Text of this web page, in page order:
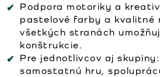
Podpora motoriky a
pastelové farby a kvalitné
všetkých stranách
konštrukcie.
Pre jednotlivcov aj skupiny:
samostatnú hru,